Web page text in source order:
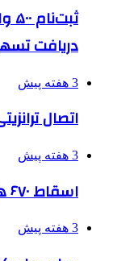
دریافت
3 هفته پیش
اتصال
3 هفته پیش
اسقاط ۶۷۰ هزار خودروی فرسوده طی ۳ سال
3 هفته پیش